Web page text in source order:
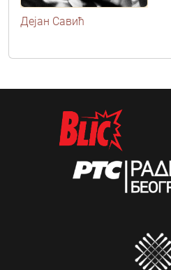
Дејан Савић